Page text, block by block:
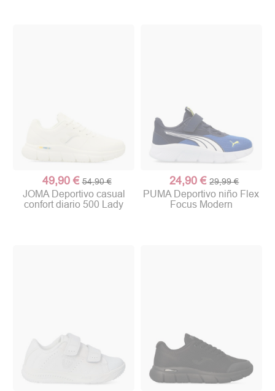
49,90 € 54,90 €
JOMA Deportivo casual
confort diario 500 Lady
24,90 € 29,99 €
PUMA Deportivo niño Flex
Focus Modern